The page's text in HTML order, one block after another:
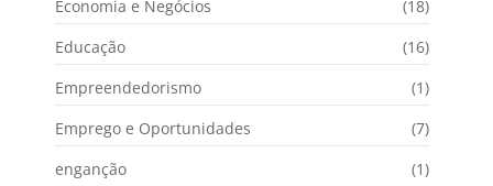
Economia e Negócios
(18)
Educação
(16)
Empreendedorismo
(1)
Emprego e Oportunidades
(7)
enganção
(1)